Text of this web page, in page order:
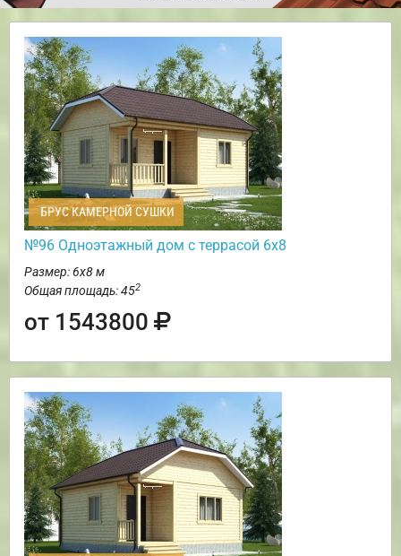
БРУС КАМЕРНОЙ СУШКИ
№96 Одноэтажный дом с террасой 6х8
Размер: 6х8 м
Общая площадь: 452
от 1543800